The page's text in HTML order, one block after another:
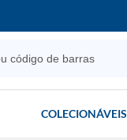
COLECIONÁVEIS